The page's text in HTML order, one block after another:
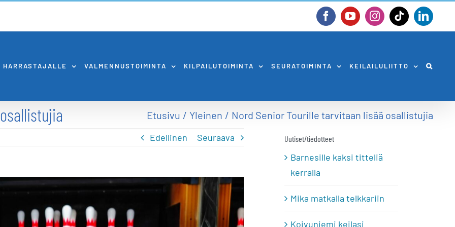
FacebookYouTubeInstagram
Tiktok
HARRASTAJALLE VALMENNUSTOIMINTA KILPAILUTOIMINTA SEURATOIMINTA KEILAILULIITTO
Etusivu Yleinen Nord Senior Tourille tarvitaan lisää osallistujia
Edellinen Seuraava Uutiset/tiedotteet
Barnesille kaksi titteliä
kerralla
Mika matkalla telkkariin
Koivuniemi keilasi